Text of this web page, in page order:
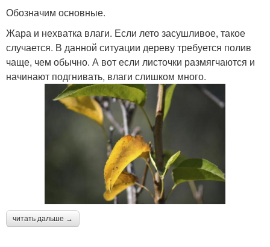
Обозначим основные.
Жара и нехватка влаги. Если лето засушливое, такое
случается. В данной ситуации дереву требуется полив
чаще, чем обычно. А вот если листочки размягчаются и
начинают подгнивать, влаги слишком много.
читать дальше →